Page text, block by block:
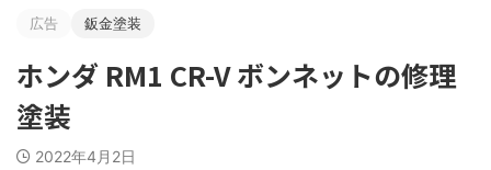
広告 鈑金塗装
ホンダ RM1 CR-V ボンネットの修理
塗装
2022年4月2日